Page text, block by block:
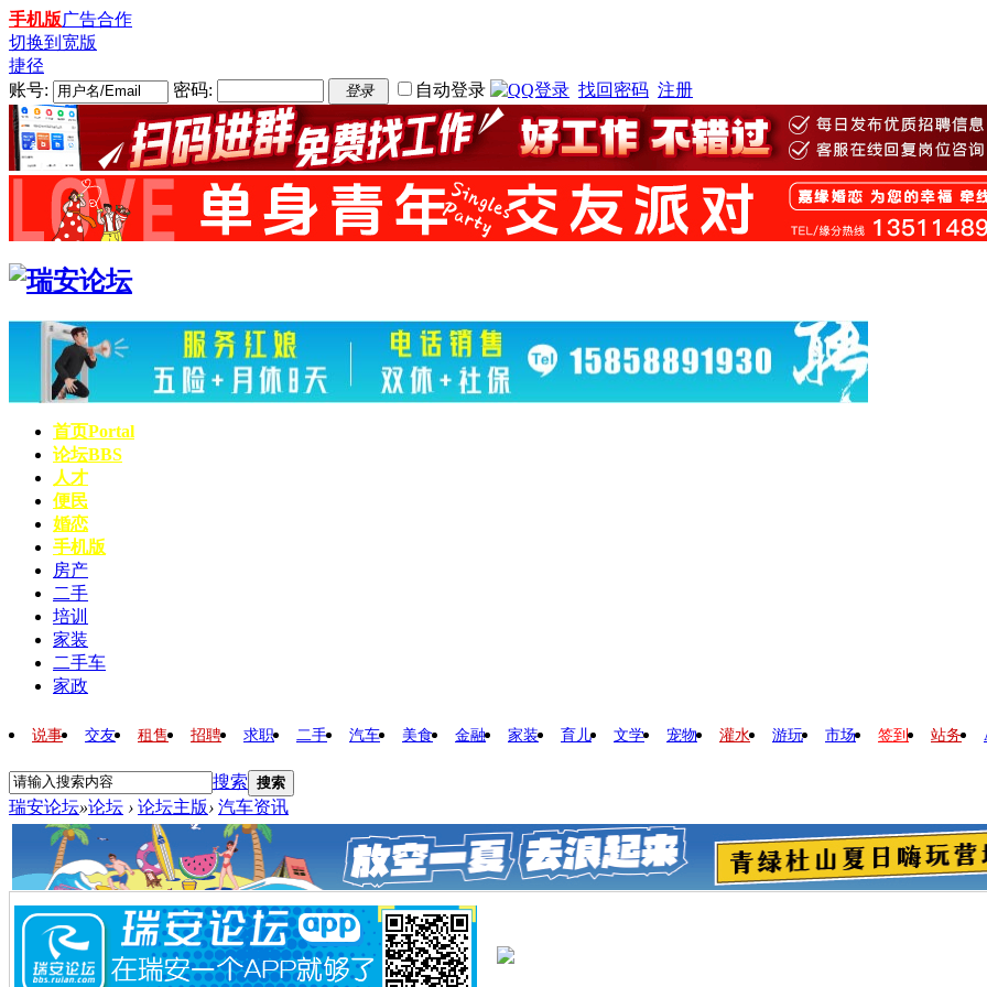
手机版广告合作
切换到宽版
捷径
账号:
密码: 登录 自动登录 找回密码 注册
首页Portal
论坛BBS
人才
便民
婚恋
手机版
房产
二手
培训
家装
二手车
家政
说事 交友 租售 招聘 求职 二手 汽车 美食 金融 家装 育儿 文学 宠物 灌水 游玩 市场 签到 站务
搜索 搜索
瑞安论坛»论坛 › 论坛主版› 汽车资讯